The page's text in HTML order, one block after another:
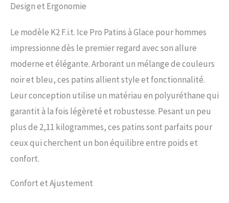
Design et Ergonomie
Le modèle K2 F.i.t. Ice Pro Patins à Glace pour hommes
impressionne dès le premier regard avec son allure
moderne et élégante. Arborant un mélange de couleurs
noir et bleu, ces patins allient style et fonctionnalité.
Leur conception utilise un matériau en polyuréthane qui
garantit à la fois légèreté et robustesse. Pesant un peu
plus de 2,11 kilogrammes, ces patins sont parfaits pour
ceux qui cherchent un bon équilibre entre poids et
confort.
Confort et Ajustement